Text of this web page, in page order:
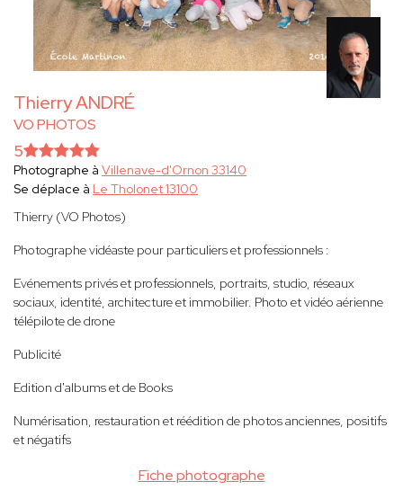
Thierry ANDRÉ
VO PHOTOS
Fiche photographe
5
Photographe à Villenave-d'Ornon 33140
Se déplace à Le Tholonet 13100
Thierry (VO Photos)
Photographe vidéaste pour particuliers et professionnels :
Evénements privés et professionnels, portraits, studio, réseaux
sociaux, identité, architecture et immobilier. Photo et vidéo aérienne
télépilote de drone
Publicité
Edition d'albums et de Books
Numérisation, restauration et réédition de photos anciennes, positifs
et négatifs